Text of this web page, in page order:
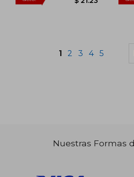
1 2 3 4 5
Nuestras Formas